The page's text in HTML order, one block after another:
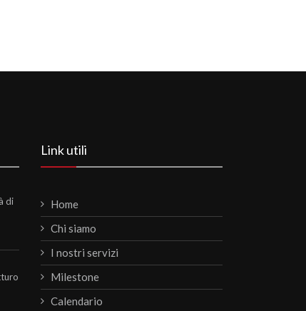
di
Link utili
Home
Chi siamo
I nostri servizi
Milestone
Calendario